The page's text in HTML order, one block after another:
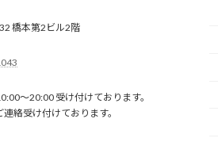
橋本第2ビル2階
～20:00 受け付けております。
連絡受け付けております。